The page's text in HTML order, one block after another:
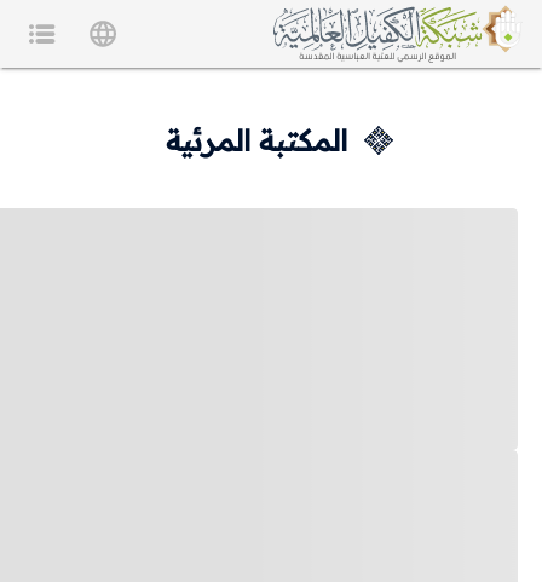
المكتبة المرئية